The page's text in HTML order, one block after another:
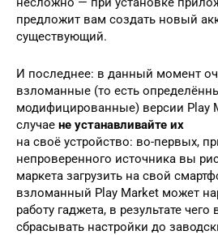
предложит вам создать новый
существующий.
И последнее: в данный момент
взломанные (то есть
модифицированные) версии Play
случае не устанавливайте их
на своё устройство: во-первых,
непроверенного источника вы
маркета загрузить на свой
взломанный Play Market может
работу гаджета, в результате чего
сбрасывать настройки до